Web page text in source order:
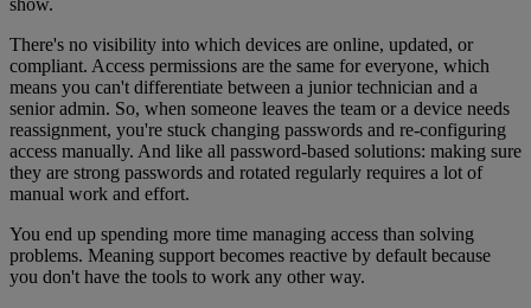
There's no visibility into which devices are online, updated, or
compliant. Access permissions are the same for everyone, which
means you can't differentiate between a junior technician and a
senior admin. So, when someone leaves the team or a device needs
reassignment, you're stuck changing passwords and re-configuring
access manually. And like all password-based solutions: making sure
they are strong passwords and rotated regularly requires a lot of
manual work and effort.
You end up spending more time managing access than solving
problems. Meaning support becomes reactive by default because
you don't have the tools to work any other way.